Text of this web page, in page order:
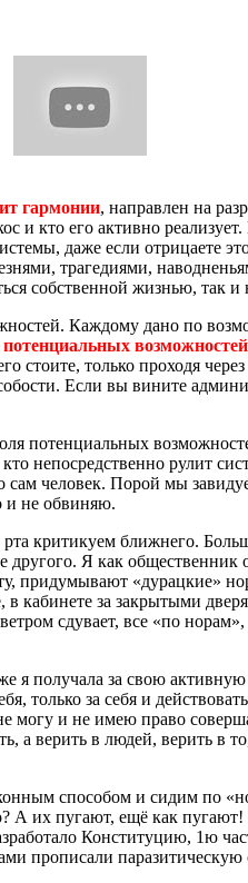
гармонии, направлен на
и кто его активно
даже если отрицаете
трагедиями,
собственной жизнью, так и
Каждому дано по
потенциальных
стоите, только проходя
Если вы вините
потенциальных
непосредственно рулит
сам человек. Порой мы
и не обвиняю.
критикуем ближнего.
Я как
придумывают «дурацкие»
кабинете за закрытыми
сдувает, все «по
получала за свою
только за себя и
и не имею право
верить в людей, верить в
способом и сидим по
их пугают, ещё как
Конституцию, 1ю
прописали